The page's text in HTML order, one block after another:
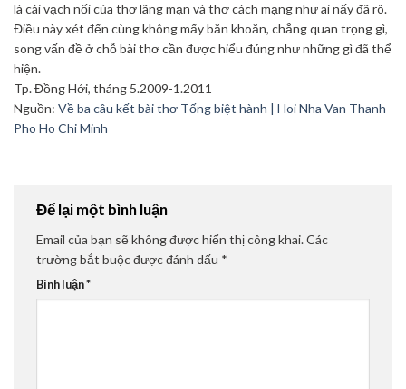
là cái vạch nối của thơ lãng mạn và thơ cách mạng như ai nấy đã rõ.
Điều này xét đến cùng không mấy băn khoăn, chẳng quan trọng gì,
song vấn đề ở chỗ bài thơ cần được hiểu đúng như những gì đã thể
hiện.
Tp. Đồng Hới, tháng 5.2009-1.2011
Nguồn: Về ba câu kết bài thơ Tống biệt hành | Hoi Nha Van Thanh
Pho Ho Chi Minh
Để lại một bình luận
Email của bạn sẽ không được hiển thị công khai.Các
trường bắt buộc được đánh dấu *
Bình luận*